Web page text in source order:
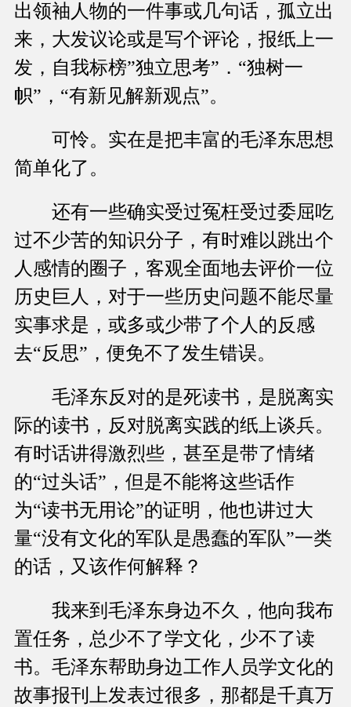
出领袖人物的一件事或几句话，孤立出
来，大发议论或是写个评论，报纸上一
发，自我标榜”独立思考”．“独树一
帜”，“有新见解新观点”。
可怜。实在是把丰富的毛泽东思想
简单化了。
还有一些确实受过冤枉受过委屈吃
过不少苦的知识分子，有时难以跳出个
人感情的圈子，客观全面地去评价一位
历史巨人，对于一些历史问题不能尽量
实事求是，或多或少带了个人的反感
去“反思”，便免不了发生错误。
毛泽东反对的是死读书，是脱离实
际的读书，反对脱离实践的纸上谈兵。
有时话讲得激烈些，甚至是带了情绪
的“过头话”，但是不能将这些话作
为“读书无用论”的证明，他也讲过大
量“没有文化的军队是愚蠢的军队”一类
的话，又该作何解释？
我来到毛泽东身边不久，他向我布
置任务，总少不了学文化，少不了读
书。毛泽东帮助身边工作人员学文化的
故事报刊上发表过很多，那都是千真万